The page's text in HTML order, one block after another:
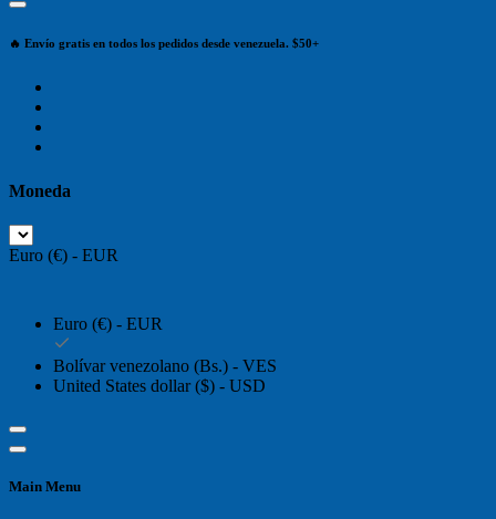
🔥 Envío gratis en todos los pedidos desde venezuela. $50+
Moneda
Euro (€) - EUR
Euro (€) - EUR
Bolívar venezolano (Bs.) - VES
United States dollar ($) - USD
Main Menu